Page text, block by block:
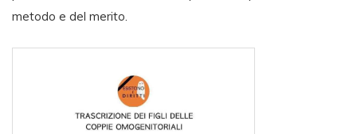
metodo e del merito.